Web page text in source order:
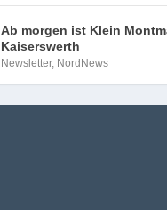
Ab morgen ist Klein
Kaiserswerth
Newsletter, NordNews